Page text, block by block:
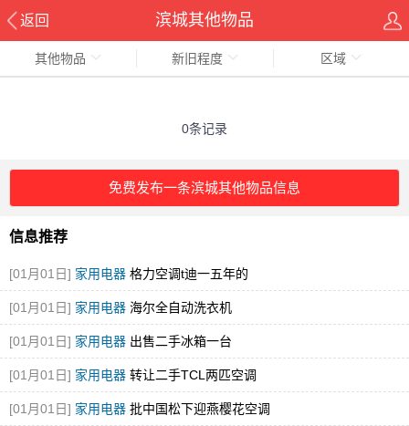
返回 滨城其他物品
其他物品 新旧程度 区域
0条记录
免费发布一条滨城其他物品信息
信息推荐
[01月01日] 家用电器 格力空调t迪一五年的
[01月01日] 家用电器 海尔全自动洗衣机
[01月01日] 家用电器 出售二手冰箱一台
[01月01日] 家用电器 转让二手TCL两匹空调
[01月01日] 家用电器 批中国松下迎燕樱花空调